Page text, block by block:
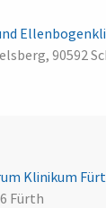
90592
Klinikum
Fürth